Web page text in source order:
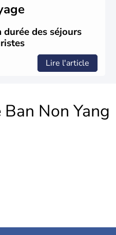
Royaume-Uni et les Etats-
et de pouvoir avant
en 1932. Il s'agit encore
au régime politique
des séjours
Lire l'article
Ban Non Yang